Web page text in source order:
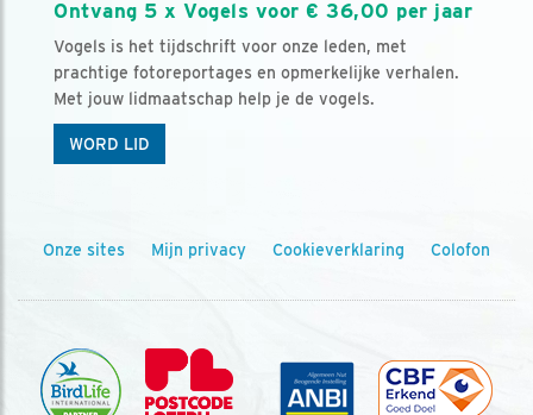
Ontvang 5 x Vogels voor € 36,00 per jaar
Vogels is het tijdschrift voor onze leden, met
prachtige fotoreportages en opmerkelijke verhalen.
Met jouw lidmaatschap help je de vogels.
WORD LID
Onze sites Mijn privacy Cookieverklaring Colofon